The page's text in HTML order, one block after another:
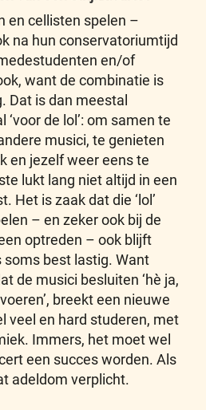
en cellisten spelen –
na hun conservatoriumtijd
en/of
want de combinatie is
Dat is dan meestal
de lol’: om samen te
musici, te genieten
en jezelf weer eens te
lukt lang niet altijd in een
Het is zaak dat die ‘lol’
– en zeker ook bij de
optreden – ook blijft
soms best lastig. Want
de musici besluiten ‘hè ja,
breekt een nieuwe
veel en hard studeren, met
Immers, het moet wel
een succes worden. Als
adeldom verplicht.